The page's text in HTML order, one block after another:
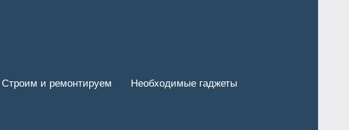
Строим и ремонтируем Необходимые гаджеты